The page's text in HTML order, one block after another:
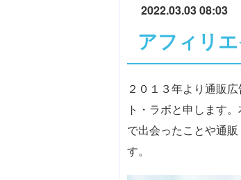
2022.03.03 08:03
アフィリ
２０１３年より通販
ト・ラボと申します
で出会ったことや通
す。